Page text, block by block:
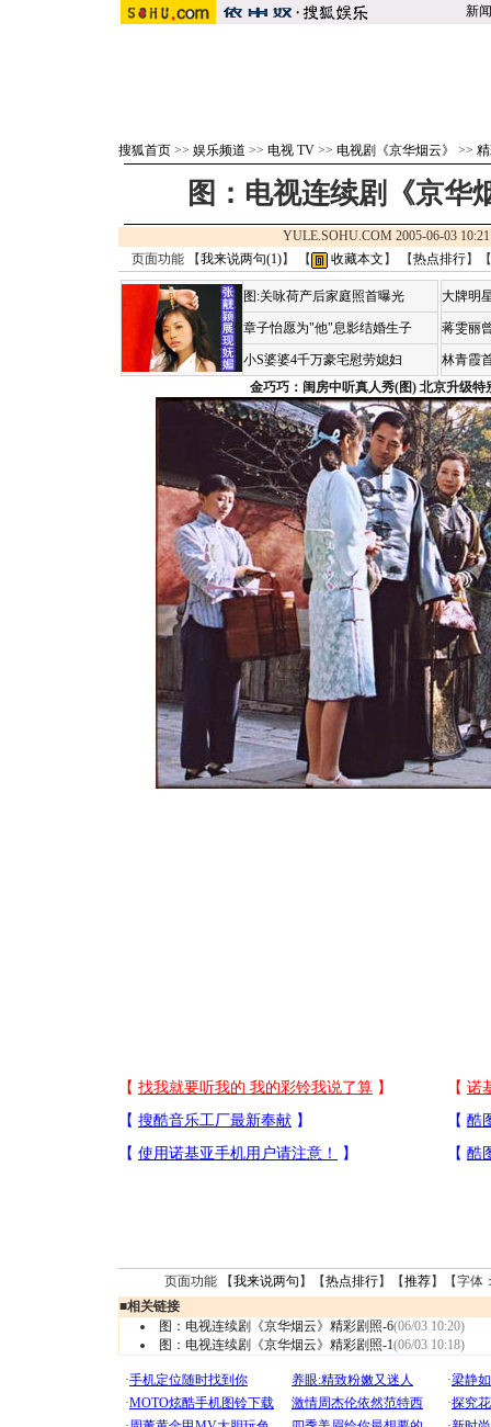
新闻
搜狐首页 >> 娱乐频道 >> 电视 TV >> 电视剧《京华烟云》 >>
图：电视连续剧《京华
YULE.SOHU.COM 2005-06-03
页面功能 【我来说两句(1)】 【 收藏本文 】 【热点排行】【
图:关咏荷产后家庭照首曝光
章子怡愿为"他"息影结婚生子
小S婆婆4千万豪宅慰劳媳妇
大牌明
蒋雯丽
林青霞
金巧巧：闺房中听真人秀(图) 北京升级特
页面功能 【我来说两句 】【热点排行】【推荐】【字体
■相关链接
图：电视连续剧《京华烟云》精彩剧照-6(06/03 10:20)
图：电视连续剧《京华烟云》精彩剧照-1(06/03 10:18)